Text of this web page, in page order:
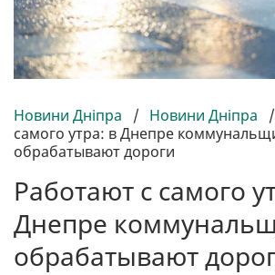
Новини Дніпра / Новини Дніпра /
самого утра: в Днепре
обрабатывают дороги
Работают с самого
Днепре
обрабатывают